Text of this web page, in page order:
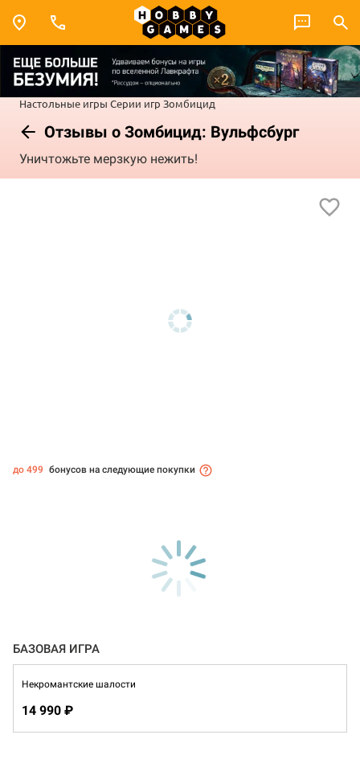
Настольные игры Серии игр Зомбицид
Отзывы о Зомбицид: Вульфсбург
Уничтожьте мерзкую нежить!
до 499 бонусов на следующие покупки
БАЗОВАЯ ИГРА
Некромантские шалости
14 990 ₽